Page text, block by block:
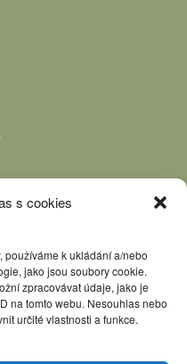
s cookies
používáme k ukládání a/nebo
jako jsou soubory cookie.
zpracovávat údaje, jako je
na tomto webu. Nesouhlas nebo
určité vlastnosti a funkce.